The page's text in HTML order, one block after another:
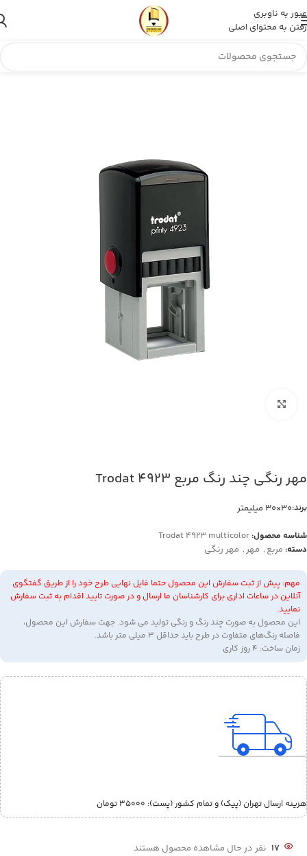
عبور به ناوبری
رفتن به محتوای اصلی
مهر انقلاب» فروشگاه
مهر رنگی چند رنگ مربع Trodat 4923
برند:30×30 میلیمتر
شناسه محصول: Trodat 4923 multicolor
دسته: مربع , مهر , مهر رنگی
مهم: پیش از ثبت سفارش این محصول حتما فایل نهایی طرح خود را از طریق گفتگوی
آنلاین در ساعات اداری برای کارشناسان ما ارسال و در صورت تایید اقدام به ثبت سفارش
نمایید.
این محصول به صورت چند رنگ و رنگی تولید می شود. جهت سفارش این محصول،
فاصله رنگ‌های متفاوت در طرح باید حداقل 3 میلی متر باشد.
زمان ساخت: 4 روز کاری
هزینه ارسال تهران (پیک) و تمام کشور (پست):‌ 35000 تومان
17 نفر در حال مشاهده محصول هستند